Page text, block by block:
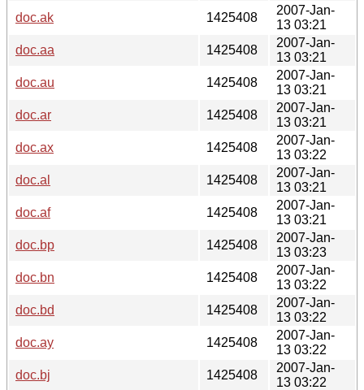
doc.ak
1425408
2007-Jan-
13 03:21
doc.aa
1425408
2007-Jan-
13 03:21
doc.au
1425408
2007-Jan-
13 03:21
doc.ar
1425408
2007-Jan-
13 03:21
doc.ax
1425408
2007-Jan-
13 03:22
doc.al
1425408
2007-Jan-
13 03:21
doc.af
1425408
2007-Jan-
13 03:21
doc.bp
1425408
2007-Jan-
13 03:23
doc.bn
1425408
2007-Jan-
13 03:22
doc.bd
1425408
2007-Jan-
13 03:22
doc.ay
1425408
2007-Jan-
13 03:22
doc.bj
1425408
2007-Jan-
13 03:22